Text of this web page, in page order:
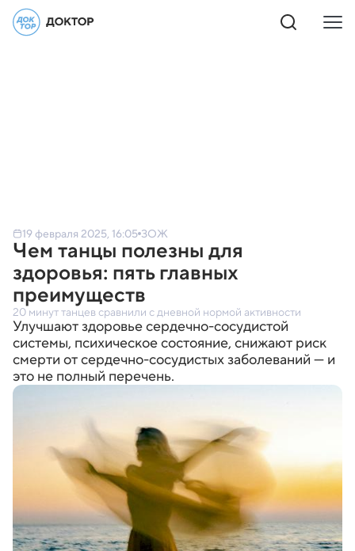
19 февраля 2025, 16:05 ЗОЖ
Чем танцы полезны для
здоровья: пять главных
преимуществ
20 минут танцев сравнили с дневной нормой активности
Улучшают здоровье сердечно-сосудистой
системы, психическое состояние, снижают риск
смерти от сердечно-сосудистых заболеваний — и
это не полный перечень.